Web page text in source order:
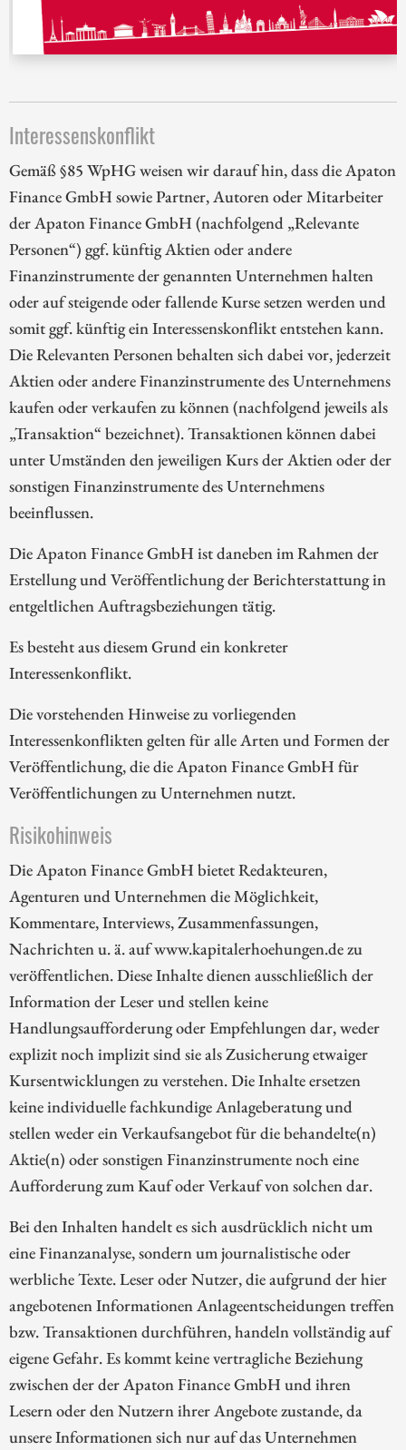
Interessenskonflikt
Gemäß §85 WpHG weisen wir darauf hin, dass die Apaton
Finance GmbH sowie Partner, Autoren oder Mitarbeiter
der Apaton Finance GmbH (nachfolgend „Relevante
Personen“) ggf. künftig Aktien oder andere
Finanzinstrumente der genannten Unternehmen halten
oder auf steigende oder fallende Kurse setzen werden und
somit ggf. künftig ein Interessenskonflikt entstehen kann.
Die Relevanten Personen behalten sich dabei vor, jederzeit
Aktien oder andere Finanzinstrumente des Unternehmens
kaufen oder verkaufen zu können (nachfolgend jeweils als
„Transaktion“ bezeichnet). Transaktionen können dabei
unter Umständen den jeweiligen Kurs der Aktien oder der
sonstigen Finanzinstrumente des Unternehmens
beeinflussen.
Die Apaton Finance GmbH ist daneben im Rahmen der
Erstellung und Veröffentlichung der Berichterstattung in
entgeltlichen Auftragsbeziehungen tätig.
Es besteht aus diesem Grund ein konkreter
Interessenkonflikt.
Die vorstehenden Hinweise zu vorliegenden
Interessenkonflikten gelten für alle Arten und Formen der
Veröffentlichung, die die Apaton Finance GmbH für
Veröffentlichungen zu Unternehmen nutzt.
Risikohinweis
Die Apaton Finance GmbH bietet Redakteuren,
Agenturen und Unternehmen die Möglichkeit,
Kommentare, Interviews, Zusammenfassungen,
Nachrichten u. ä. auf www.kapitalerhoehungen.de zu
veröffentlichen. Diese Inhalte dienen ausschließlich der
Information der Leser und stellen keine
Handlungsaufforderung oder Empfehlungen dar, weder
explizit noch implizit sind sie als Zusicherung etwaiger
Kursentwicklungen zu verstehen. Die Inhalte ersetzen
keine individuelle fachkundige Anlageberatung und
stellen weder ein Verkaufsangebot für die behandelte(n)
Aktie(n) oder sonstigen Finanzinstrumente noch eine
Aufforderung zum Kauf oder Verkauf von solchen dar.
Bei den Inhalten handelt es sich ausdrücklich nicht um
eine Finanzanalyse, sondern um journalistische oder
werbliche Texte. Leser oder Nutzer, die aufgrund der hier
angebotenen Informationen Anlageentscheidungen treffen
bzw. Transaktionen durchführen, handeln vollständig auf
eigene Gefahr. Es kommt keine vertragliche Beziehung
zwischen der der Apaton Finance GmbH und ihren
Lesern oder den Nutzern ihrer Angebote zustande, da
unsere Informationen sich nur auf das Unternehmen